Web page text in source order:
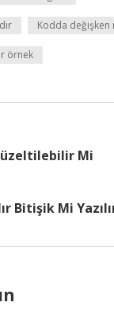
Kodda değişken
örnek
Mi
Bitişik Mi